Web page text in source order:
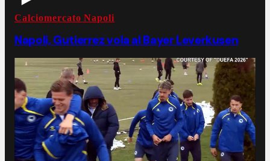
Calciomercato Napoli
Napoli, Gutierrez vola al Bayer Leverkusen